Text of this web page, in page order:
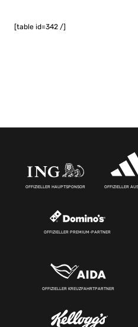
[table id=342 /]
OFFIZIELLER HAUPTSPONSOR OFFIZIELLER
OFFIZIELLER PREMIUM-PARTNER
OFFIZIELLER KREUZFAHRTPARTNER